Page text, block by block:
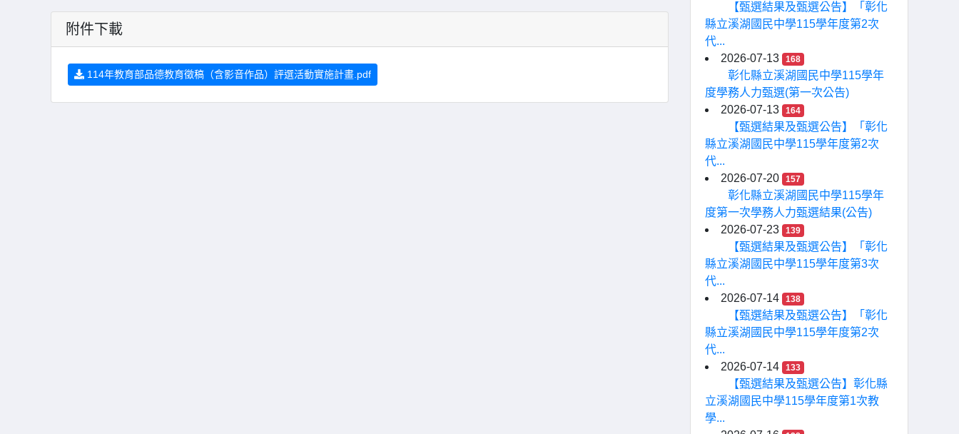
附件下載
114年教育部品德教育徵稿（含影音作品）評選活動實施計畫.pdf
【甄選結果及甄選公告】「彰化
縣立溪湖國民中學115學年度第2次
代...
2026-07-13
168
彰化縣立溪湖國民中學115學年
度學務人力甄選(第一次公告)
2026-07-13
164
【甄選結果及甄選公告】「彰化
縣立溪湖國民中學115學年度第2次
代...
2026-07-20
157
彰化縣立溪湖國民中學115學年
度第一次學務人力甄選結果(公告)
2026-07-23
139
【甄選結果及甄選公告】「彰化
縣立溪湖國民中學115學年度第3次
代...
2026-07-14
138
【甄選結果及甄選公告】「彰化
縣立溪湖國民中學115學年度第2次
代...
2026-07-14
133
【甄選結果及甄選公告】彰化縣
立溪湖國民中學115學年度第1次教
學...